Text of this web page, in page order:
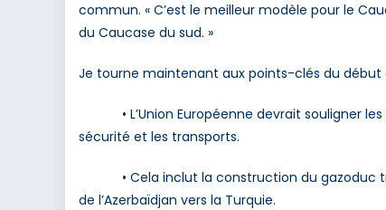
commun. « C’est le meilleur modèle pour le
du Caucase du sud. »
Je tourne maintenant aux points-clés du début
• L’Union Européenne devrait souligner les
sécurité et les transports.
• Cela inclut la construction du gazoduc
de l’Azerbaïdjan vers la Turquie.